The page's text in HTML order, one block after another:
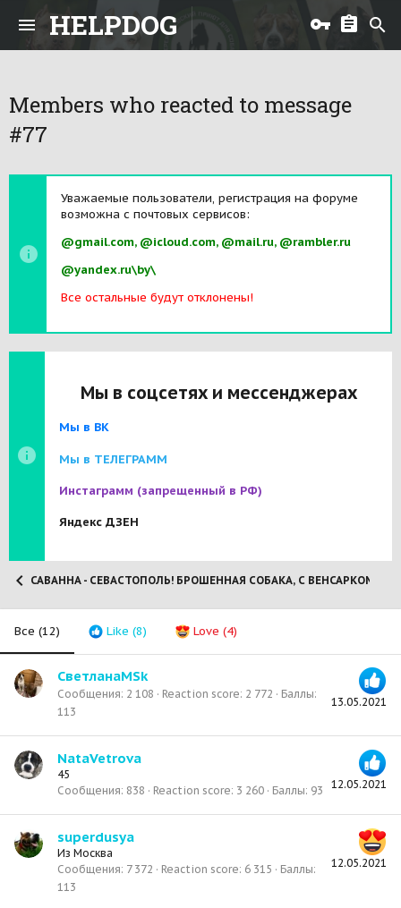
HELPDOG
Members who reacted to message
#77
Уважаемые пользователи, регистрация на форуме
возможна с почтовых сервисов:
@gmail.com, @icloud.com, @mail.ru, @rambler.ru
@yandex.ru\by\
Все остальные будут отклонены!
Мы в соцсетях и мессенджерах
Мы в ВК
Мы в ТЕЛЕГРАММ
Инстаграмм (запрещенный в РФ)
Яндекс ДЗЕН
САВАННА - СЕВАСТОПОЛЬ! БРОШЕННАЯ СОБАКА, С
Все (12) Like (8) Love (4)
13.05.2021
СветланаMSk
Сообщения 2 108 Reaction score 2 772
Баллы
113
12.05.2021
NataVetrova
45
Сообщения 838 Reaction score 3 260 Баллы 93
12.05.2021
superdusya
Из Москва
Сообщения 7 372 Reaction score 6 315
Баллы
113